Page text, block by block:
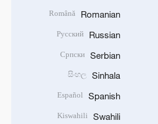
Romanian
Română
Russian
Русский
Serbian
Српски
Sinhala
සිංහල
Spanish
Español
Swahili
Kiswahili